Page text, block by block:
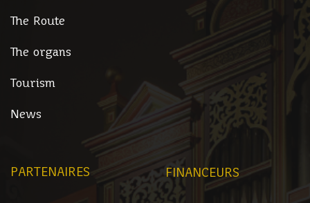
The Route
The organs
Tourism
News
PARTENAIRES FINANCEURS